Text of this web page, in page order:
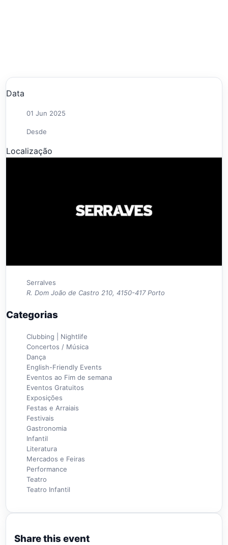
Data
01 Jun 2025
Desde
Localização
Serralves
R. Dom João de Castro 210, 4150-417 Porto
Categorias
Clubbing | Nightlife
Concertos / Música
Dança
English-Friendly Events
Eventos ao Fim de semana
Eventos Gratuitos
Exposições
Festas e Arraiais
Festivais
Gastronomia
Infantil
Literatura
Mercados e Feiras
Performance
Teatro
Teatro Infantil
Share this event